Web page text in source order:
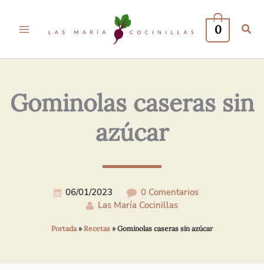
0
Gominolas caseras sin
azúcar
06/01/2023
0 Comentarios
Las María Cocinillas
Portada»Recetas »Gominolas caseras sin azúcar
Electrónico*